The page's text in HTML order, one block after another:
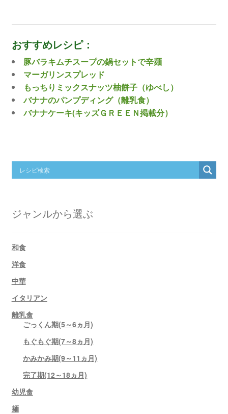
おすすめレシピ：
豚バラキムチスープの鍋セットで辛麺
マーガリンスプレッド
もっちりミックスナッツ柚餅子（ゆべし）
バナナのパンプディング（離乳食）
バナナケーキ(キッズＧＲＥＥＮ掲載分）
ジャンルから選ぶ
和食
洋食
中華
イタリアン
離乳食
ごっくん期(5～6ヵ月)
もぐもぐ期(7～8ヵ月)
かみかみ期(9～11ヵ月)
完了期(12～18ヵ月)
幼児食
麺